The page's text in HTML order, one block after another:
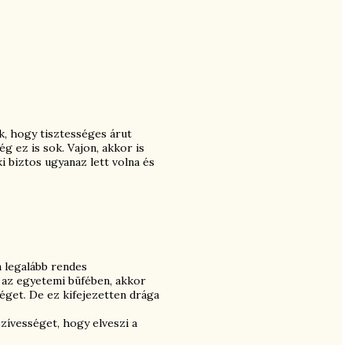
hogy tisztességes árut
ez is sok. Vajon, akkor is
biztos ugyanaz lett volna és
rendes
egyetemi büfében, akkor
De ez kifejezetten drága
hogy elveszi a